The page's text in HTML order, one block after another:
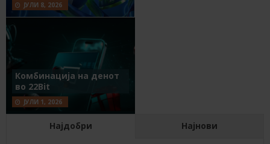
ЈУЛИ 8, 2026
Комбинација на денот
во 22Bit
ЈУЛИ 1, 2026
Најдобри Најнови